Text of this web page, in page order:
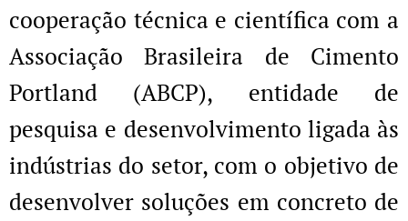
cooperação técnica e científica com a
Associação Brasileira de Cimento
Portland (ABCP), entidade de
pesquisa e desenvolvimento ligada às
indústrias do setor, com o objetivo de
desenvolver soluções em concreto de